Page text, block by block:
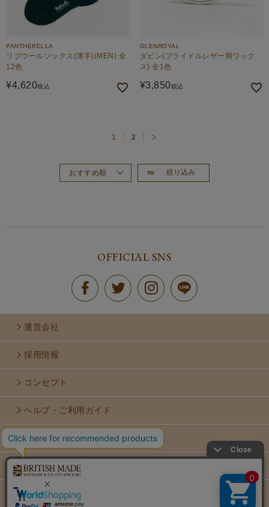
PANTHERELLA
リブウールソックス(薄手)(MEN) 全
12色
¥4,620税込
GLENROYAL
ダビン(ブライドルレザー用ワック
ス) 全1色
¥3,850税込
絞り込み
おすすめ順
1 2
OFFICIAL SNS
運営会社
採用情報
コンセプト
ヘルプ・ご利用ガイド
お問い合せ
利用規約
個人情報保護方針